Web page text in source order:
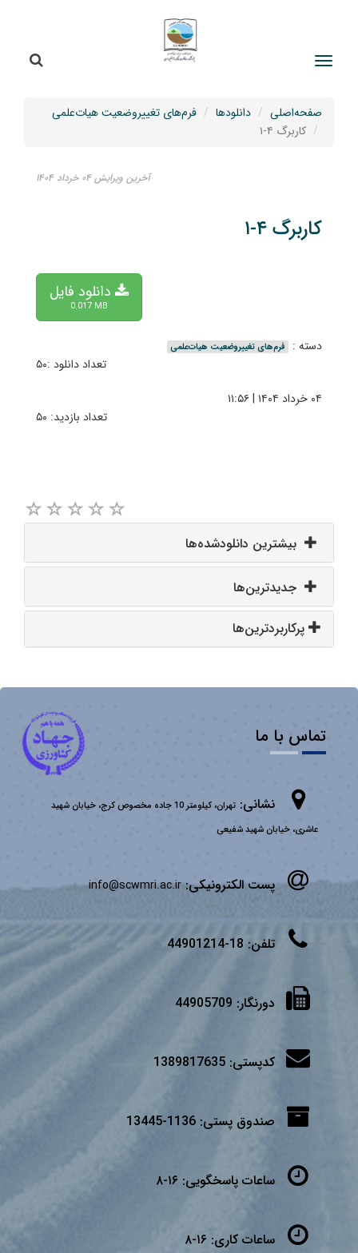
صفحه‌اصلی دانلودها
فرم‌های تغییروضعیت هیات‌علمی
کاربرگ ۴-۱
آخرین ویرایش ۰۴ خرداد ۱۴۰۴
کاربرگ ۴-۱
دانلود فایل
0.017 MB
دسته : فرم‌های تغییروضعیت هیات‌علمی
تعداد دانلود :۵۰
۰۴ خرداد ۱۴۰۴ | ۱۱:۵۶
تعداد بازدید: ۵۰
بیشترین دانلودشده‌ها
جدیدترین‌ها
پرکاربردترین‌ها
تماس با ما
نشانی:
تهران، کیلومتر 10 جاده مخصوص کرج، خیابان شهید
عاشری، خیابان شهید شفیعی
پست الکترونیکی:info@scwmri.ac.ir
تلفن: 18-44901214
دورنگار: 44905709
کدپستی: 1389817635
صندوق پستی: 1136-13445
ساعات پاسخگویی: ۱۶-۸
ساعات کاری: ۱۶-۸